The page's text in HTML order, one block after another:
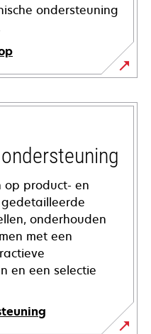
ondersteuning
op product- en
onderhouden
met een
en een selectie